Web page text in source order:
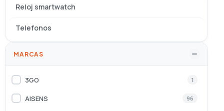
Reloj smartwatch
Telefonos
MARCAS
3GO 1
AISENS 96